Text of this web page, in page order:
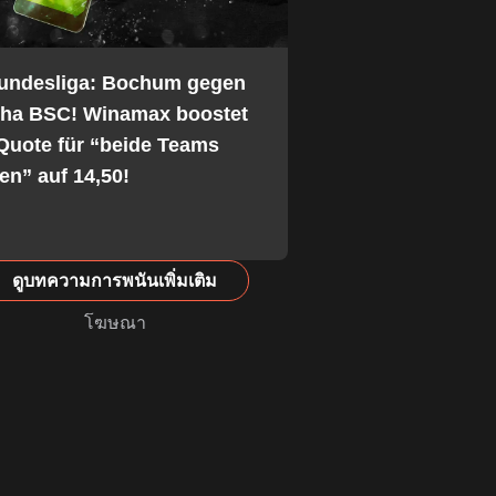
Bochum gegen
BSC! Winamax boostet
für “beide Teams
auf 14,50!
ดูบทความการพนันเพิ่มเติม